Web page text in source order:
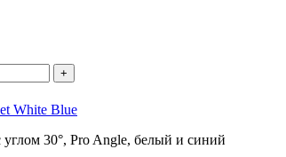
+
White Blue
30°, Pro Angle, белый и синий